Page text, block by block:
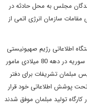
مجلس به محل حادثه در
سازمان انرژی اتمی از
اطلاعاتی رژیم صهیونیستی
به یک مورد مشابه با همین روش رسیدم که دانستن آن خالی از لطف نیست. سازمان موساد در اوج درگیری های این رژیم با نظام سوریه در دهه 80 میلادی مامور
تشریفات برای دفتر
تحت پوشش اطلاعاتی خود قرار
تولید مبلمان موفق شدند